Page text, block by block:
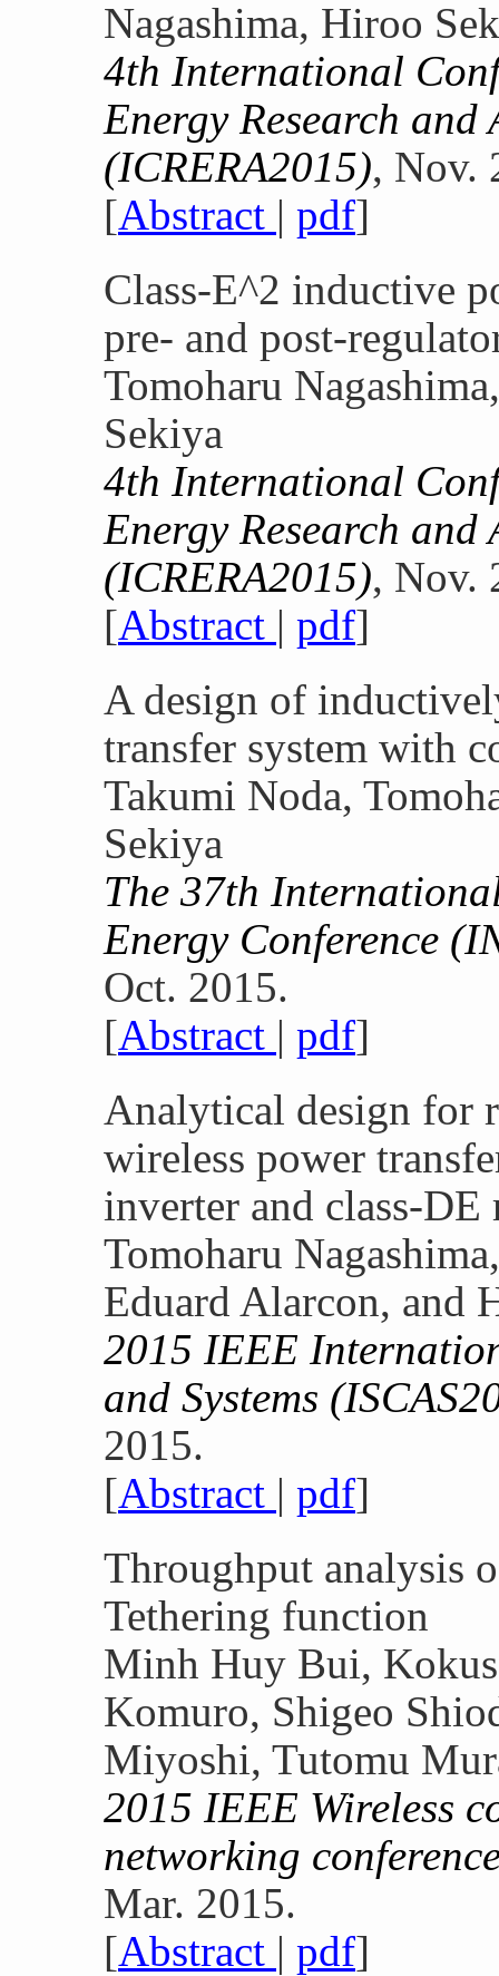
Nagashima, Hiroo
4th International
Energy Research
(ICRERA2015), Nov.
[Abstract | pdf]
Class-E^2 inductive
pre- and post-
Tomoharu
Sekiya
4th International
Energy Research
(ICRERA2015), Nov.
[Abstract | pdf]
A design of
transfer system with
Takumi Noda,
Sekiya
The 37th
Energy Conference
Oct. 2015.
[Abstract | pdf]
Analytical design for
wireless power
inverter and class-
Tomoharu
Eduard Alarcon, and
2015 IEEE
and Systems
2015.
[Abstract | pdf]
Throughput analysis
Tethering function
Minh Huy Bui,
Komuro, Shigeo
Miyoshi, Tutomu
2015 IEEE Wireless
networking
Mar. 2015.
[Abstract | pdf]